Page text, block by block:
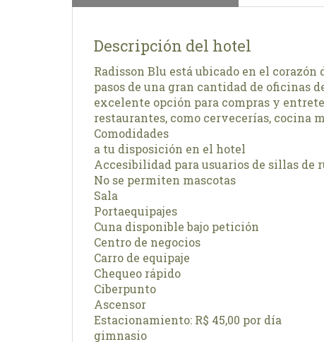
Descripción del hotel
Radisson Blu está ubicado en el
pasos de una gran cantidad de oficinas
excelente opción para compras y
restaurantes, como cervecerías, cocina
Comodidades
a tu disposición en el hotel
Accesibilidad para usuarios de sillas de
No se permiten mascotas
Sala
Portaequipajes
Cuna disponible bajo petición
Centro de negocios
Carro de equipaje
Chequeo rápido
Ciberpunto
Ascensor
Estacionamiento: R$ 45,00 por día
gimnasio